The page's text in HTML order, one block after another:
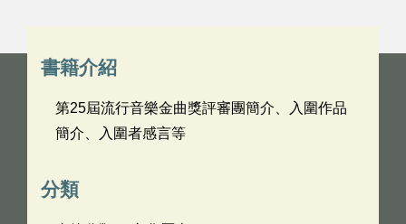
書籍介紹
第25屆流行音樂金曲獎評審團簡介、入圍作品
簡介、入圍者感言等
分類